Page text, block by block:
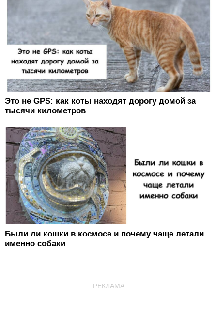
Это не GPS: как коты находят дорогу домой за
тысячи километров
Были ли кошки в космосе и почему чаще летали
именно собаки
РЕКЛАМА